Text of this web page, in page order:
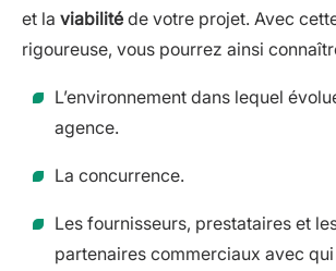
et la viabilité de votre projet. Avec
rigoureuse, vous pourrez ainsi
L’environnement dans lequel
agence.
La concurrence.
Les fournisseurs, prestataires et
partenaires commerciaux avec